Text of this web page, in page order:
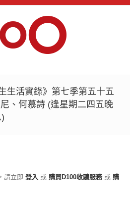
生活實錄》第七季第五十五
、何慕詩 (逢星期二四五晚
請立即 登入 或 購買D100收聽服務 或 購